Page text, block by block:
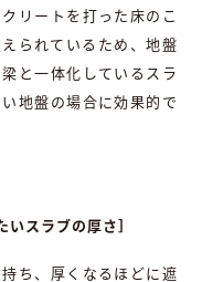
リートを打った床のこ
られているため、地盤
と一体化しているスラ
地盤の場合に効果的で
いスラブの厚さ］
ち、厚くなるほどに遮